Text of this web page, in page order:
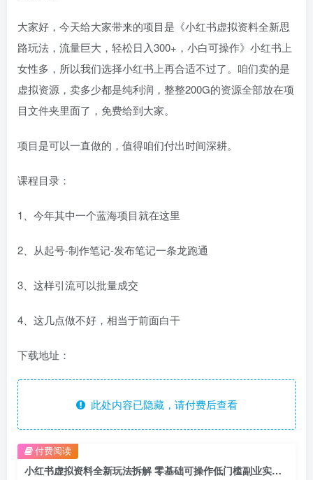
大家好，今天给大家带来的项目是《小红书虚拟资料全新思
路玩法，流量巨大，轻松日入300+，小白可操作》小红书上
女性多，所以我们选择小红书上再合适不过了。咱们卖的是
虚拟资源，卖多少都是纯利润，整整200G的资源全部放在项
目文件夹里面了，免费给到大家。
项目是可以一直做的，值得咱们付出时间深耕。
课程目录：
1、今年其中一个蓝海项目就在这里
2、从起号-制作笔记-发布笔记一条龙跑通
3、这样引流可以批量成交
4、这几点做不好，相当于前面白干
下载地址：
此处内容已隐藏，请付费后查看
小红书虚拟资料全新玩法拆解 零基础可操作低门槛副业实操指南
付费阅读